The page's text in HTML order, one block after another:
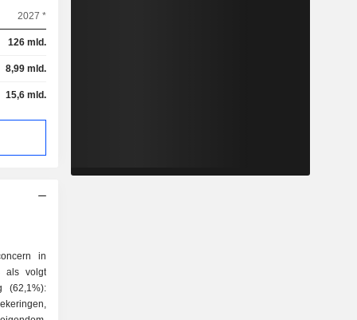
2027 *
126 mld.
8,99 mld.
15,6 mld.
in
als volgt